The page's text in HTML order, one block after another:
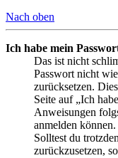
Nach oben
Ich habe mein
Das ist nicht
Passwort nicht
zurücksetzen.
Seite auf „Ich
Anweisungen
anmelden können.
Solltest du
zurückzusetzen,